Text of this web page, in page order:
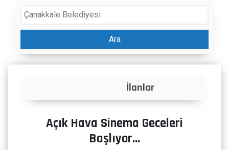
Ara
İlanlar
Açık Hava Sinema Geceleri
Başlıyor…